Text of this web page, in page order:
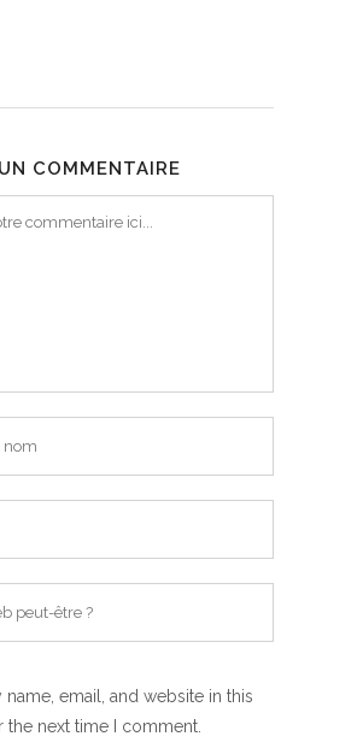
COMMENTAIRE
name, email, and website in this
the next time I comment.